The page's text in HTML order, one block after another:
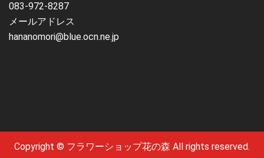
083-972-8287
メールアドレス
hananomori@blue.ocn.ne.jp
Copyright © フラワーショップ花の森 All rights reserved.